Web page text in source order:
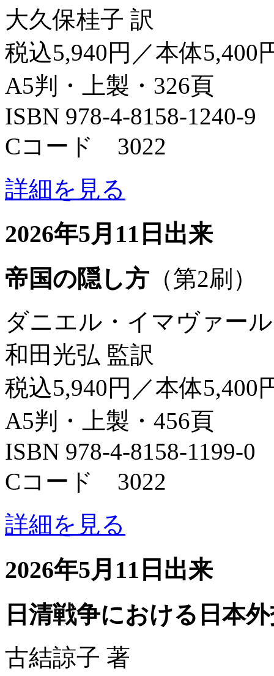
大久保桂子 訳
税込5,940円／本体5,400
A5判・上製・326頁
ISBN 978-4-8158-1240-9
Cコード 3022
詳細を見る
2026年5月11日出来
帝国の隠し方 （第2刷）
ダニエル・イマヴァー
和田光弘 監訳
税込5,940円／本体5,400
A5判・上製・456頁
ISBN 978-4-8158-1199-0
Cコード 3022
詳細を見る
2026年5月11日出来
日清戦争における日本
古結諒子 著